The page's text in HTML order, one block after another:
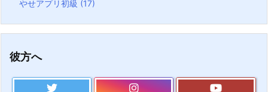
やせアプリ初級 (17)
彼方へ